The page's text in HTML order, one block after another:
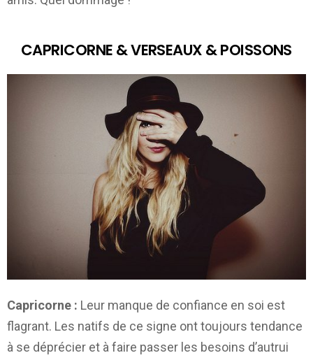
CAPRICORNE & VERSEAUX & POISSONS
Capricorne : Leur manque de confiance en soi est
flagrant. Les natifs de ce signe ont toujours tendance
à se déprécier et à faire passer les besoins d’autrui